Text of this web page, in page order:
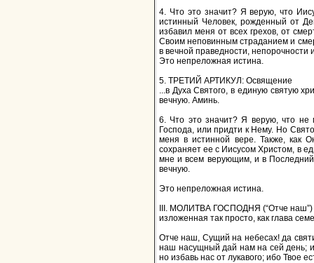
4. Что это значит? Я верую, что
истинный Человек, рожденный от
избавил меня от всех грехов, от
Своим неповинным страданием и
в вечной праведности, непорочности
Это непреложная истина.
5. ТРЕТИЙ АРТИКУЛ: Освящение
...в Духа Святого, в единую святую
вечную. Аминь.
6. Что это значит? Я верую, что не
Господа, или придти к Нему. Но
меня в истинной вере. Также, как
сохраняет ее с Иисусом Христом, в
мне и всем верующим, и в
вечную.
Это непреложная истина.
III. МОЛИТВА ГОСПОДНЯ (“Отче наш”)
изложенная так просто, как глава
Отче наш, Сущий на небесах! да
наш насущный дай нам на сей день;
но избавь нас от лукавого; ибо Твое